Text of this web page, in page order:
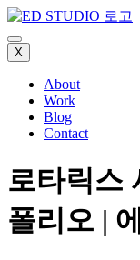
X
About
Work
Blog
Contact
로타릭스
폴리오 |